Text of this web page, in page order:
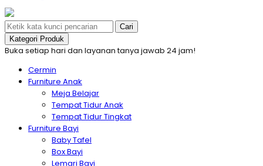
Cari
Kategori Produk
Buka setiap hari dan layanan tanya jawab 24 jam!
Cermin
Furniture Anak
Meja Belajar
Tempat Tidur Anak
Tempat Tidur Tingkat
Furniture Bayi
Baby Tafel
Box Bayi
Lemari Bayi